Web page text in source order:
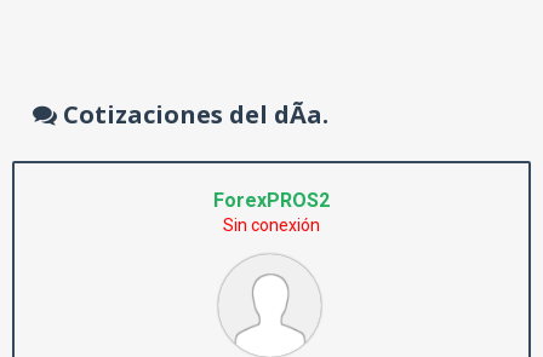
Cotizaciones del dÃ­a.
ForexPROS2
Sin conexión